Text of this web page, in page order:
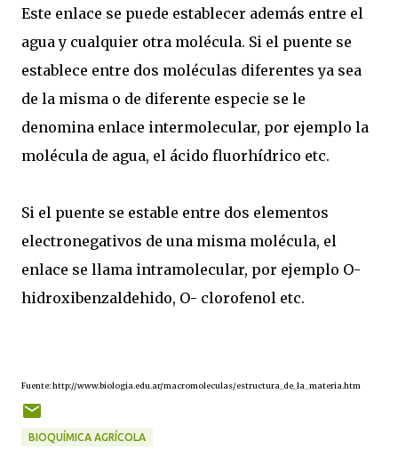
Este enlace se puede establecer además entre el
agua y cualquier otra molécula. Si el puente se
establece entre dos moléculas diferentes ya sea
de la misma o de diferente especie se le
denomina enlace intermolecular, por ejemplo la
molécula de agua, el ácido fluorhídrico etc.
Si el puente se estable entre dos elementos
electronegativos de una misma molécula, el
enlace se llama intramolecular, por ejemplo O-
hidroxibenzaldehido, O- clorofenol etc.
Fuente: http://www.biologia.edu.ar/macromoleculas/estructura_de_la_materia.htm
BIOQUÍMICA AGRÍCOLA